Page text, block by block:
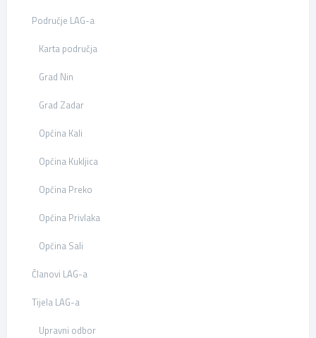
Područje LAG-a
Karta područja
Grad Nin
Grad Zadar
Općina Kali
Općina Kukljica
Općina Preko
Općina Privlaka
Općina Sali
Članovi LAG-a
Tijela LAG-a
Upravni odbor